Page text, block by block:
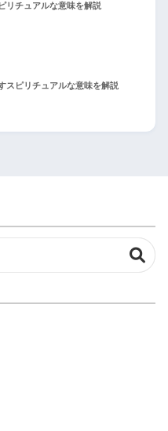
リチュアルな意味を解説
スピリチュアルな意味を解説